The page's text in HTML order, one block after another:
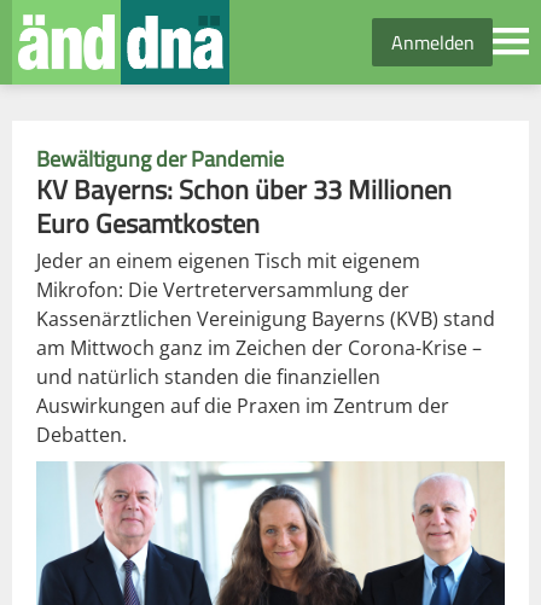
Anmelden
Bewältigung der Pandemie
KV Bayerns: Schon über 33 Millionen
Euro Gesamtkosten
Jeder an einem eigenen Tisch mit eigenem
Mikrofon: Die Vertreterversammlung der
Kassenärztlichen Vereinigung Bayerns (KVB) stand
am Mittwoch ganz im Zeichen der Corona-Krise –
und natürlich standen die finanziellen
Auswirkungen auf die Praxen im Zentrum der
Debatten.